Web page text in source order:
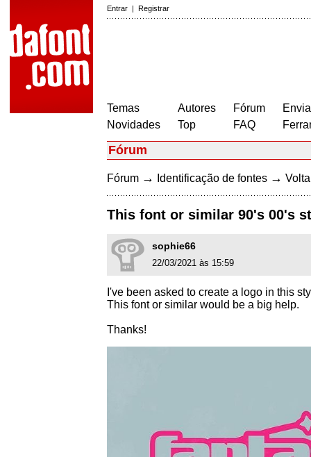
Entrar | Registrar
Temas
Novidades
Autores
Top
Fórum
FAQ
Fórum
Fórum → Identificação de fontes →
This font or similar 90's 00's
sophie66
22/03/2021 às 15:59
I've been asked to create a logo in this
This font or similar would be a big help.
Thanks!